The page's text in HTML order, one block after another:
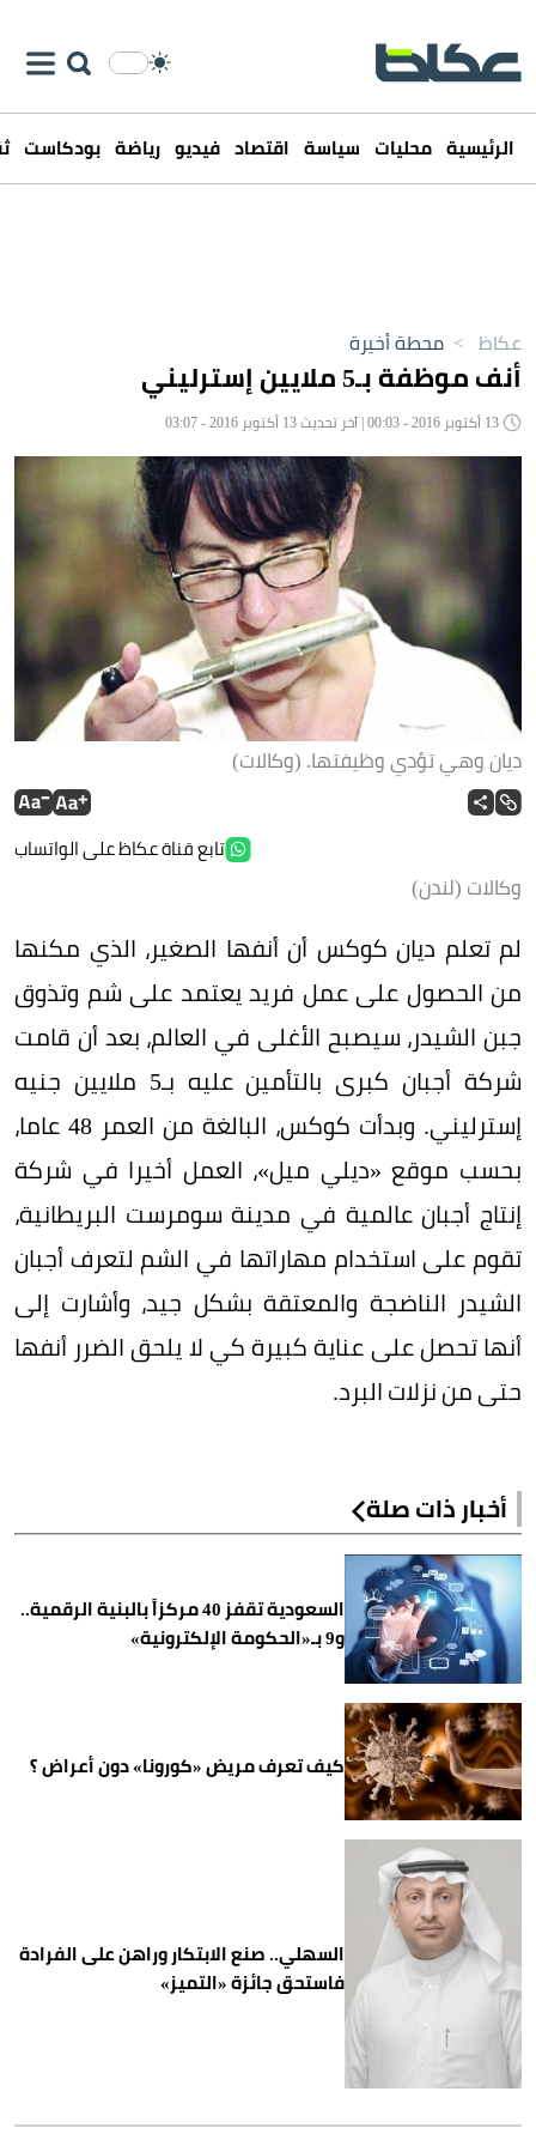
الرئيسية محليات سياسة اقتصاد فيديو رياضة بودكاست
عكاظ > محطة أخيرة
أنف موظفة بـ5 ملايين إسترليني
ديان وهي تؤدي وظيفتها. (وكالات)
تابع قناة عكاظ على الواتساب
وكالات (لندن)
لم تعلم ديان كوكس أن أنفها الصغير، الذي مكنها
من الحصول على عمل فريد يعتمد على شم وتذوق
جبن الشيدر، سيصبح الأغلى في العالم، بعد أن قامت
شركة أجبان كبرى بالتأمين عليه بـ5 ملايين جنيه
إسترليني. وبدأت كوكس، البالغة من العمر 48 عاما،
بحسب موقع «ديلي ميل»، العمل أخيرا في شركة
إنتاج أجبان عالمية في مدينة سومرست البريطانية،
تقوم على استخدام مهاراتها في الشم لتعرف أجبان
الشيدر الناضجة والمعتقة بشكل جيد، وأشارت إلى
أنها تحصل على عناية كبيرة كي لا يلحق الضرر أنفها
حتى من نزلات البرد.
أخبار ذات صلة
السعودية تقفز 40 مركزاً بالبنية الرقمية..
و9 بـ«الحكومة الإلكترونية»
كيف تعرف مريض «كورونا» دون أعراض ؟
السهلي.. صنع الابتكار وراهن على الفرادة
فاستحق جائزة «التميز»